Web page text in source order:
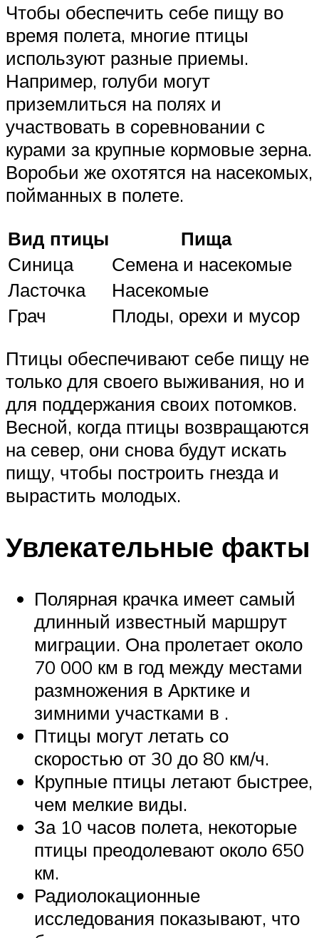
Чтобы обеспечить себе пищу во
время полета, многие птицы
используют разные приемы.
Например, голуби могут
приземлиться на полях и
участвовать в соревновании с
курами за крупные кормовые зерна.
Воробьи же охотятся на насекомых,
пойманных в полете.
Вид птицы
Пища
Синица
Семена и насекомые
Ласточка
Насекомые
Грач
Плоды, орехи и мусор
Птицы обеспечивают себе пищу не
только для своего выживания, но и
для поддержания своих потомков.
Весной, когда птицы возвращаются
на север, они снова будут искать
пищу, чтобы построить гнезда и
вырастить молодых.
Увлекательные факты
Полярная крачка имеет самый
длинный известный маршрут
миграции. Она пролетает около
70 000 км в год между местами
размножения в Арктике и
зимними участками в .
Птицы могут летать со
скоростью от 30 до 80 км/ч.
Крупные птицы летают быстрее,
чем мелкие виды.
За 10 часов полета, некоторые
птицы преодолевают около 650
км.
Радиолокационные
исследования показывают, что